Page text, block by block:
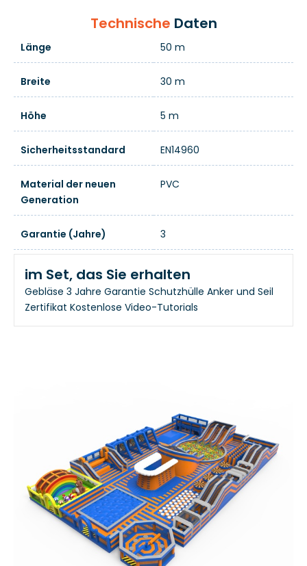
Technische Daten
Länge 50 m
Breite 30 m
Höhe 5 m
Sicherheitsstandard EN14960
Material der neuen
Generation
PVC
Garantie (Jahre) 3
im Set, das Sie erhalten
Gebläse 3 Jahre Garantie Schutzhülle Anker und Seil
Zertifikat Kostenlose Video-Tutorials